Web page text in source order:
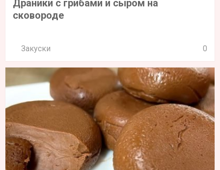
Драники с грибами и сыром на
сковороде
Закуски 0